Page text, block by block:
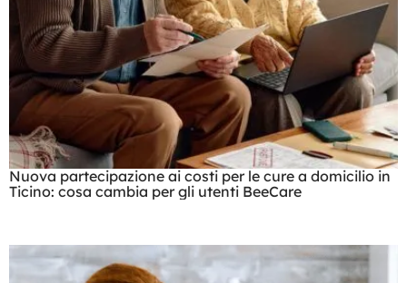
Nuova partecipazione ai costi per le cure a domicilio in
Ticino: cosa cambia per gli utenti BeeCare